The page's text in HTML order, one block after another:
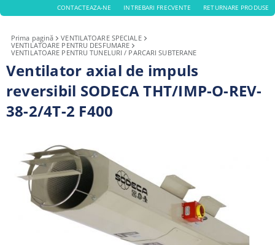
CONTACTEAZA-NE INTREBARI FRECVENTE RETURNARE PRODUSE
Prima pagină
VENTILATOARE SPECIALE
VENTILATOARE PENTRU DESFUMARE
VENTILATOARE PENTRU TUNELURI / PARCARI SUBTERANE
Ventilator axial de impuls
reversibil SODECA THT/IMP-O-REV-
38-2/4T-2 F400